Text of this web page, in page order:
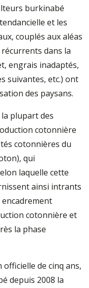
burkinabé
et les
couplés aux aléas
dans la
engrais inadaptés,
suivantes, etc.) ont
des paysans.
plupart des
cotonnière
cotonnières du
qui
laquelle cette
ainsi intrants
cotonnière et
la phase
de cinq ans,
depuis 2008 la